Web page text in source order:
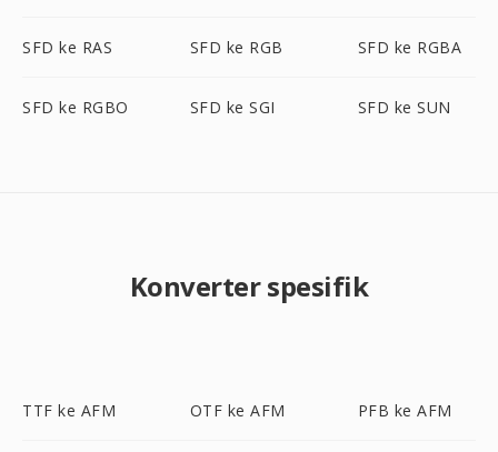
SFD ke RAS SFD ke RGB SFD ke RGBA
SFD ke RGBO SFD ke SGI SFD ke SUN
Konverter spesifik
TTF ke AFM OTF ke AFM PFB ke AFM